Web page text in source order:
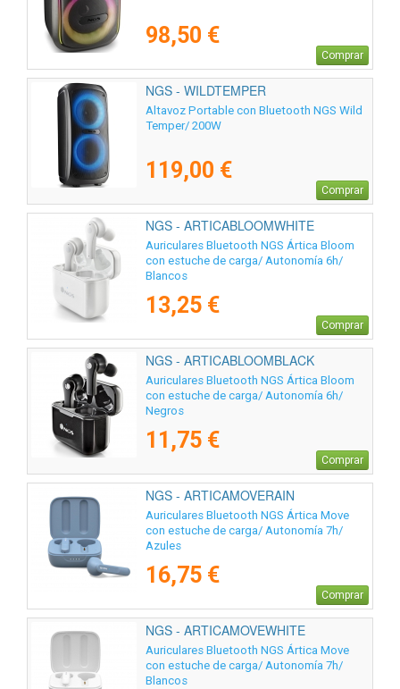
98,50 €
Comprar
NGS - WILDTEMPER
Altavoz Portable con Bluetooth NGS Wild
Temper/ 200W
119,00 €
Comprar
NGS - ARTICABLOOMWHITE
Auriculares Bluetooth NGS Ártica Bloom
con estuche de carga/ Autonomía 6h/
Blancos
13,25 €
Comprar
NGS - ARTICABLOOMBLACK
Auriculares Bluetooth NGS Ártica Bloom
con estuche de carga/ Autonomía 6h/
Negros
11,75 €
Comprar
NGS - ARTICAMOVERAIN
Auriculares Bluetooth NGS Ártica Move
con estuche de carga/ Autonomía 7h/
Azules
16,75 €
Comprar
NGS - ARTICAMOVEWHITE
Auriculares Bluetooth NGS Ártica Move
con estuche de carga/ Autonomía 7h/
Blancos